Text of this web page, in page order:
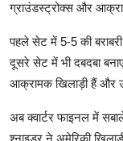
ग्राउंडस्ट्रोक्स और
पहले सेट में 5-5 की
दूसरे सेट में भी दबदबा
आक्रामक खिलाड़ी हैं और
अब क्वार्टर फाइनल में